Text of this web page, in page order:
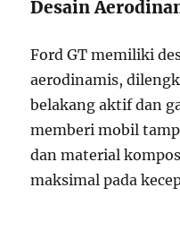
Desain
Ford GT memiliki
aerodinamis,
belakang aktif dan
memberi mobil
dan material
maksimal pada